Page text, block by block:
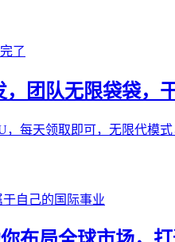
团队无限袋袋，
每天领取即可，无限代模